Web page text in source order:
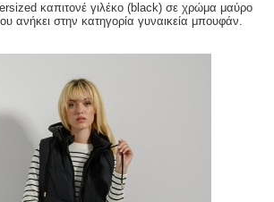
καπιτονέ γιλέκο (black) σε χρώμα μαύρο
ανήκει στην κατηγορία γυναικεία μπουφάν.